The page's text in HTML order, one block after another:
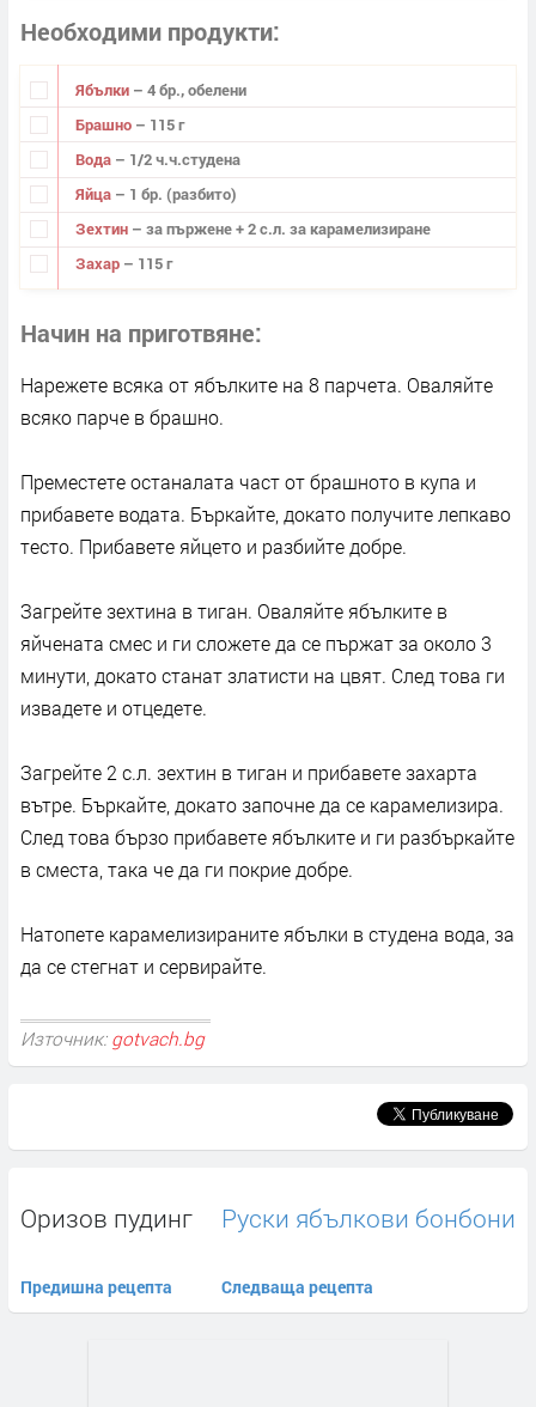
Необходими продукти
Ябълки – 4 бр., обелени
Брашно – 115 г
Вода – 1/2 ч.ч.студена
Яйца – 1 бр. (разбито)
Зехтин – за пържене + 2 с.л. за карамелизиране
Захар – 115 г
Начин на приготвяне
Нарежете всяка от ябълките на 8 парчета. Оваляйте
всяко парче в брашно.
Преместете останалата част от брашното в купа и
прибавете водата. Бъркайте, докато получите лепкаво
тесто. Прибавете яйцето и разбийте добре.
Загрейте зехтина в тиган. Оваляйте ябълките в
яйчената смес и ги сложете да се пържат за около 3
минути, докато станат златисти на цвят. След това ги
извадете и отцедете.
Загрейте 2 с.л. зехтин в тиган и прибавете захарта
вътре. Бъркайте, докато започне да се карамелизира.
След това бързо прибавете ябълките и ги разбъркайте
в сместа, така че да ги покрие добре.
Натопете карамелизираните ябълки в студена вода, за
да се стегнат и сервирайте.
Източник: gotvach.bg
Оризов пудинг
Предишна рецепта
Руски ябълкови бонбони
Следваща рецепта